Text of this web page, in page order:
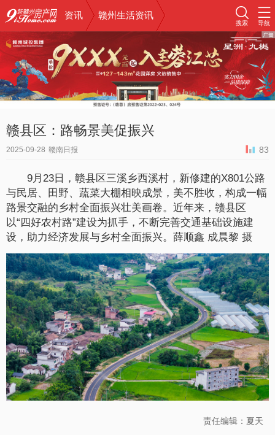
资讯 赣州生活资讯
搜索 导航
赣县区：路畅景美促振兴
2025-09-28 赣南日报 83
9月23日，赣县区三溪乡西溪村，新修建的X801公路
与民居、田野、蔬菜大棚相映成景，美不胜收，构成一幅
路景交融的乡村全面振兴壮美画卷。近年来，赣县区
以“四好农村路”建设为抓手，不断完善交通基础设施建
设，助力经济发展与乡村全面振兴。薛顺鑫 成晨黎 摄
责任编辑：夏天